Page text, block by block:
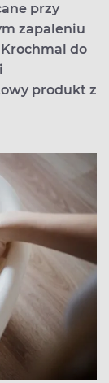
przy
zapaleniu
do
produkt z